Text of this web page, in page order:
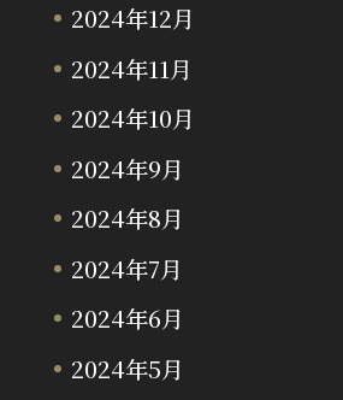
2024年12月
2024年11月
2024年10月
2024年9月
2024年8月
2024年7月
2024年6月
2024年5月